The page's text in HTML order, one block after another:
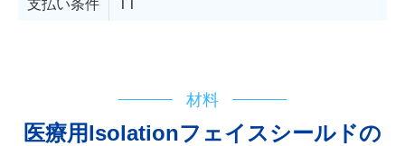
支払い条件 TT
材料
医療用lsolationフェイスシールドの